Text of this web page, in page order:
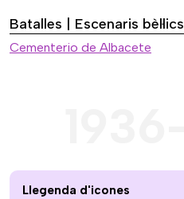
Batalles | Escenaris bèl·lics
Cementerio de Albacete
Llegenda d'icones